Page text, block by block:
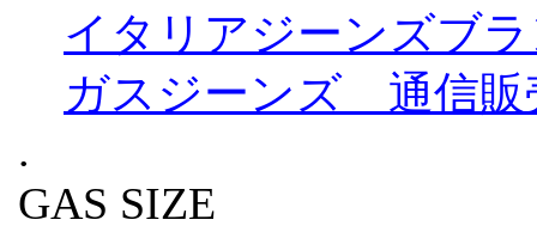
イタリアジーンズブ
ガスジーンズ 通信販
.
GAS SIZE